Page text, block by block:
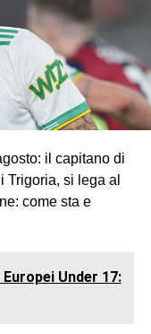
il capitano di
Trigoria, si lega al
come sta e
Under 17: